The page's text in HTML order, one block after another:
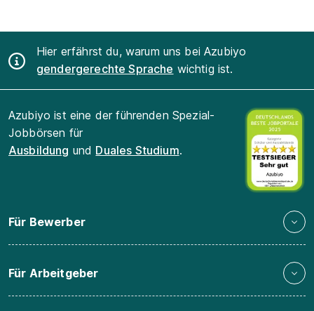
Hier erfährst du, warum uns bei Azubiyo
gendergerechte Sprache wichtig ist.
Azubiyo ist eine der führenden Spezial-
Jobbörsen für
Ausbildung und Duales Studium.
Für Bewerber
Für Arbeitgeber